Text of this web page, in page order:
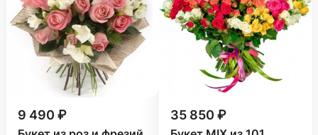
9 490 ₽ 35 850 ₽